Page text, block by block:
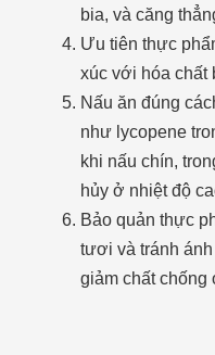
bia, và căng
Ưu tiên thực
xúc với hóa chất
Nấu ăn đúng
như lycopene
khi nấu chín,
hủy ở nhiệt độ
Bảo quản thực
tươi và tránh
giảm chất chống